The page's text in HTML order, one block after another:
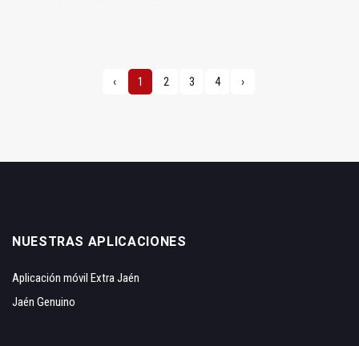
‹ 1 2 3 4 ›
NUESTRAS APLICACIONES
Aplicación móvil Extra Jaén
Jaén Genuino